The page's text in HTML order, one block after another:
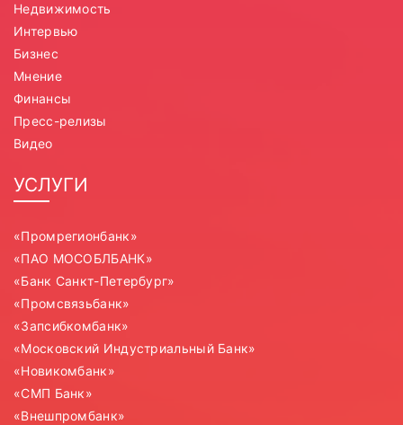
Недвижимость
Интервью
Бизнес
Мнение
Финансы
Пресс-релизы
Видео
УСЛУГИ
«Промрегионбанк»
«ПАО МОСОБЛБАНК»
«Банк Санкт-Петербург»
«Промсвязьбанк»
«Запсибкомбанк»
«Московский Индустриальный Банк»
«Новикомбанк»
«СМП Банк»
«Внешпромбанк»